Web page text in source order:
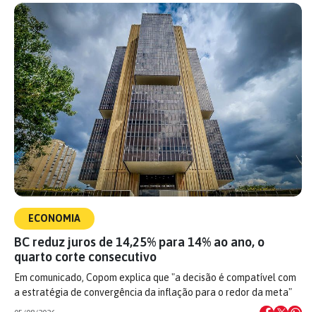
ECONOMIA
BC reduz juros de 14,25% para 14% ao ano, o
quarto corte consecutivo
Em comunicado, Copom explica que "a decisão é compatível com
a estratégia de convergência da inflação para o redor da meta"